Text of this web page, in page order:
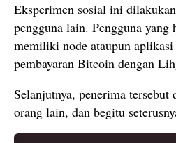
Eksperimen sosial ini
pengguna lain. Pengguna yang
memiliki node ataupun
pembayaran Bitcoin dengan
Selanjutnya, penerima
orang lain, dan begitu